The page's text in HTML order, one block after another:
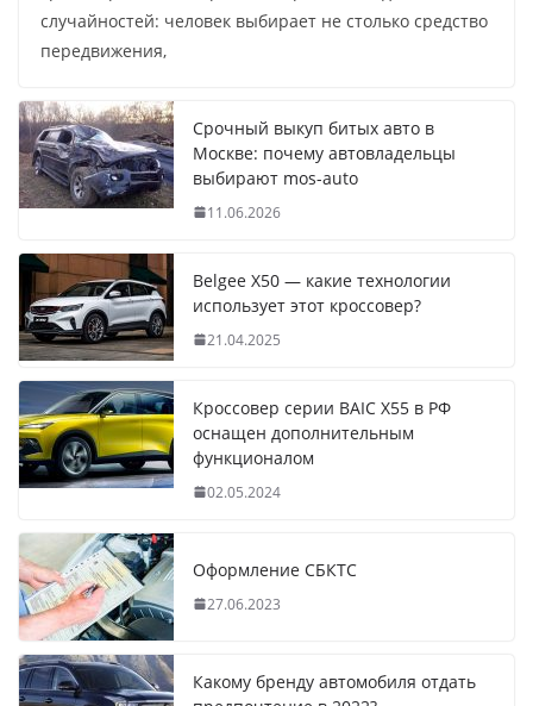
случайностей: человек выбирает не столько средство
передвижения,
Срочный выкуп битых авто в
Москве: почему автовладельцы
выбирают mos-auto
11.06.2026
Belgee X50 — какие технологии
использует этот кроссовер?
21.04.2025
Кроссовер серии BAIC X55 в РФ
оснащен дополнительным
функционалом
02.05.2024
Оформление СБКТС
27.06.2023
Какому бренду автомобиля отдать